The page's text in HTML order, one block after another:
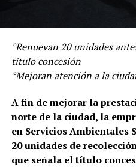
°Renuevan 20 unidades
título concesión
°Mejoran atención a la
A fin de mejorar la
norte de la ciudad, la
en Servicios Ambientales
20 unidades de
que señala el título